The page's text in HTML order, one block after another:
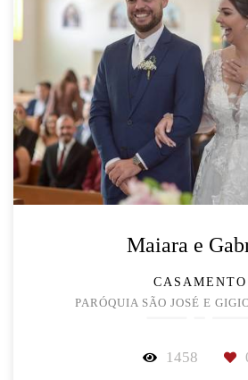
Maiara e
CASAMENTO
PARÓQUIA SÃO JOSÉ E
1458